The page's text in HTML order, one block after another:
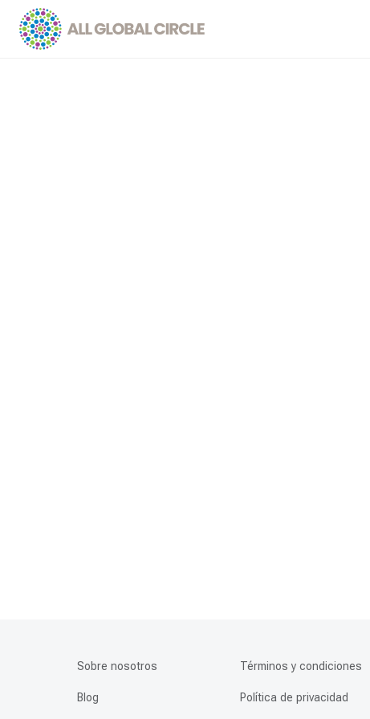
Sobre nosotros
Blog
Términos y condiciones
Política de privacidad